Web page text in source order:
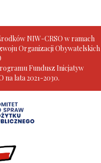
NIW-CRSO w ramach
Organizacji Obywatelskich
Fundusz Inicjatyw
na lata 2021-2030.